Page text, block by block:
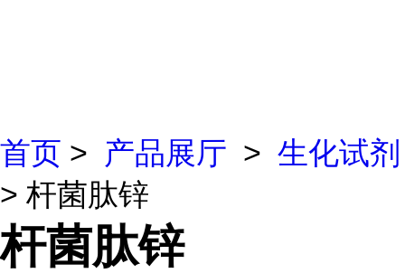
首页 > 产品展厅 > 生化试剂
> 杆菌肽锌
杆菌肽锌